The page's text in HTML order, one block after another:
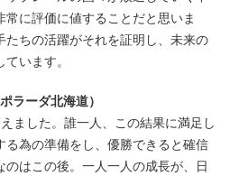
に評価に値することだと思いま
たちの活躍がそれを証明し、未来の
います。
ラーダ北海道）
ました。誰一人、この結果に満足し
る為の準備をし、優勝できると確信
のはこの後。一人一人の成長が、日